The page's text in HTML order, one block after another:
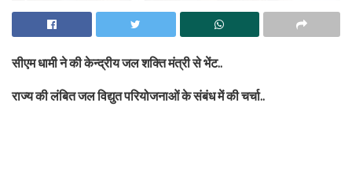
सीएम धामी ने की केन्द्रीय जल शक्ति मंत्री से भेंट..
राज्य की लंबित जल विद्युत परियोजनाओं के संबंध में की चर्चा..